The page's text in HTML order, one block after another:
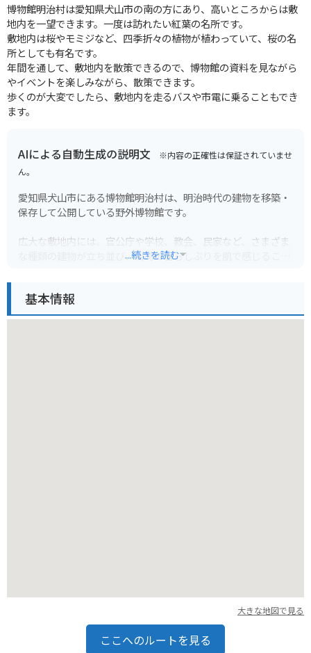
博物館明治村は愛知県犬山市の南の方にあり、高いところからは敷
地内を一望できます。一度は訪れたい紅葉の名所です。
敷地内は桜やモミジなど、四季折々の植物が植わっていて、桜の名
所としても有名です。
年間を通して、敷地内を散策できるので、博物館の資料を見ながら
やイベントを楽しみながら、散策できます。
歩くのが大変でしたら、敷地内を走るバスや市電に乗ることもでき
ます。
AIによる自動生成の説明文 ※内容の正確性は保証されていませ
ん。
愛知県犬山市にある博物館明治村は、明治時代の建物を移築・
保存して公開している野外博物館です。
広大な敷地内には、官公庁や学校、教会、民家など、さまざま
な種類の建物が立ち並び、当時の暮らしぶりを肌で感じること
見どころは、重要文化財に指定されている帝国ホテル中央玄関
や聖ザビエル天主堂などです。
...続きを読む
基本情報
大きな地図で見る
ここへのルートを見る